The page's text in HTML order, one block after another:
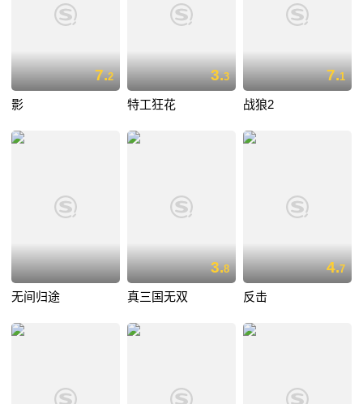
7.2
影
3.3
特工狂花
7.1
战狼2
无间归途
3.8
真三国无双
4.7
反击